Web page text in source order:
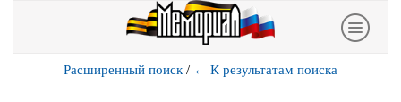
Расширенный поиск / ← К результатам поиска